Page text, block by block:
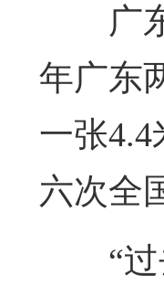
广
年广东
一张
六次全
“